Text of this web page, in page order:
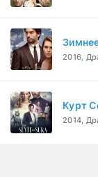
2016,
Курт
2014,